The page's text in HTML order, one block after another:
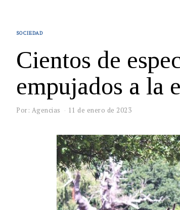
SOCIEDAD
Cientos de
empujados a la
Por: Agencias 11 de enero de 2023